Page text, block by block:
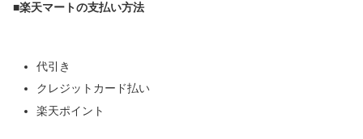
■楽天マートの支払い方法
代引き
クレジットカード払い
楽天ポイント